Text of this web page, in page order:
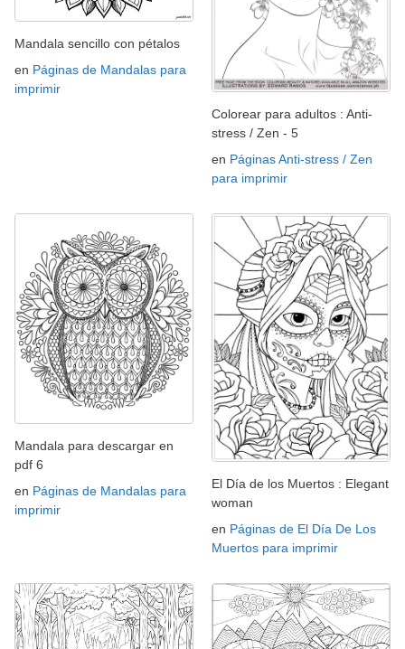
Mandala sencillo con pétalos
en Páginas de Mandalas para
imprimir
Colorear para adultos : Anti-
stress / Zen - 5
en Páginas Anti-stress / Zen
para imprimir
Mandala para descargar en
pdf 6
en Páginas de Mandalas para
imprimir
El Día de los Muertos : Elegant
woman
en Páginas de El Día De Los
Muertos para imprimir